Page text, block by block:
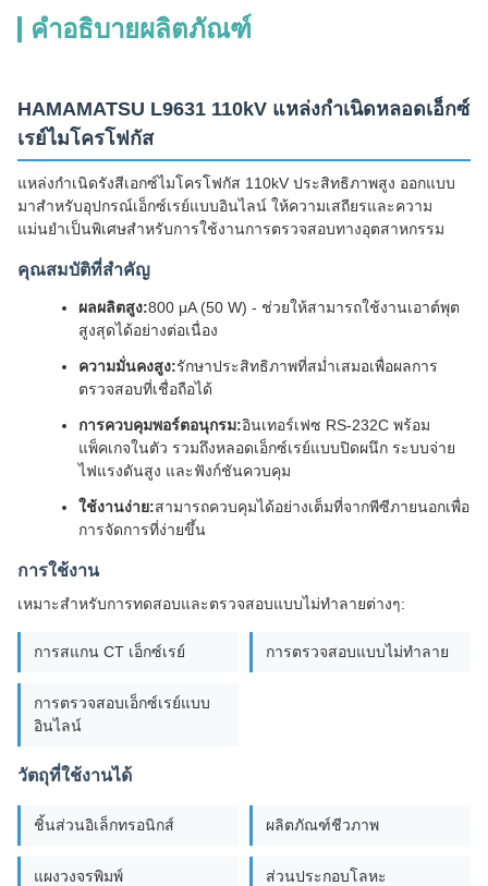
คำอธิบายผลิตภัณฑ์
HAMAMATSU L9631 110kV แหล่งกำเนิดหลอดเอ็กซ์
เรย์ไมโครโฟกัส
แหล่งกำเนิดรังสีเอกซ์ไมโครโฟกัส 110kV ประสิทธิภาพสูง ออกแบบ
มาสำหรับอุปกรณ์เอ็กซ์เรย์แบบอินไลน์ ให้ความเสถียรและความ
แม่นยำเป็นพิเศษสำหรับการใช้งานการตรวจสอบทางอุตสาหกรรม
คุณสมบัติที่สำคัญ
ผลผลิตสูง:800 μA (50 W) - ช่วยให้สามารถใช้งานเอาต์พุต
สูงสุดได้อย่างต่อเนื่อง
ความมั่นคงสูง:รักษาประสิทธิภาพที่สม่ำเสมอเพื่อผลการ
ตรวจสอบที่เชื่อถือได้
การควบคุมพอร์ตอนุกรม:อินเทอร์เฟซ RS-232C พร้อม
แพ็คเกจในตัว รวมถึงหลอดเอ็กซ์เรย์แบบปิดผนึก ระบบจ่าย
ไฟแรงดันสูง และฟังก์ชันควบคุม
ใช้งานง่าย:สามารถควบคุมได้อย่างเต็มที่จากพีซีภายนอกเพื่อ
การจัดการที่ง่ายขึ้น
การใช้งาน
เหมาะสำหรับการทดสอบและตรวจสอบแบบไม่ทำลายต่างๆ:
การสแกน CT เอ็กซ์เรย์ การตรวจสอบแบบไม่ทำลาย
การตรวจสอบเอ็กซ์เรย์แบบ
อินไลน์
วัตถุที่ใช้งานได้
ชิ้นส่วนอิเล็กทรอนิกส์ ผลิตภัณฑ์ชีวภาพ
แผงวงจรพิมพ์ ส่วนประกอบโลหะ